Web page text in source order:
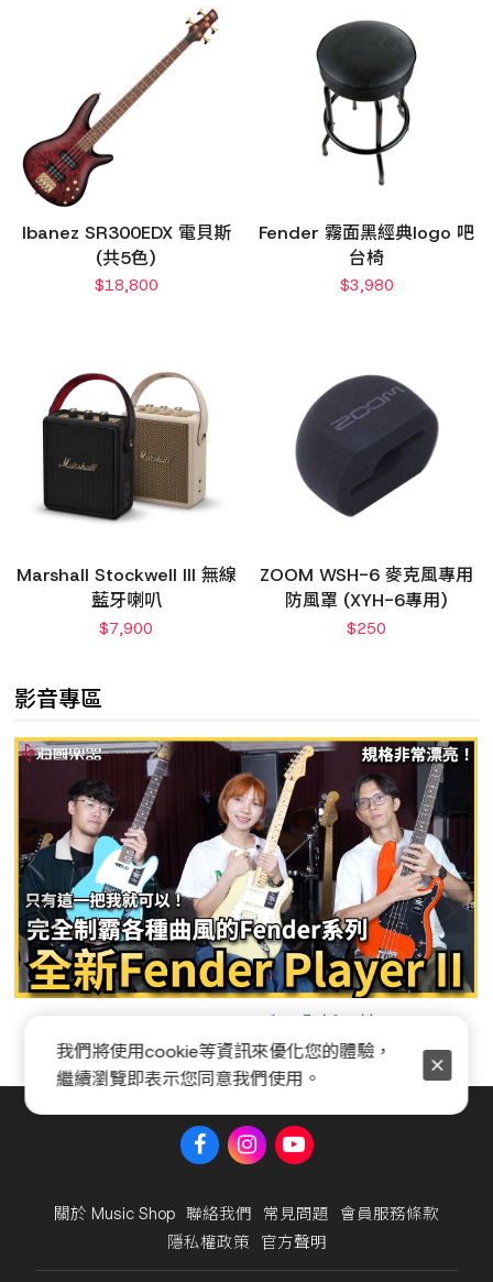
Ibanez SR300EDX 電貝斯
(共5色)
$18,800
Fender 霧面黑經典logo 吧
台椅
$3,980
Marshall Stockwell III 無線
藍牙喇叭
$7,900
ZOOM WSH-6 麥克風專用
防風罩 (XYH-6專用)
$250
影音專區
Fender Player II 系列全新開箱
關於 Music Shop 聯絡我們 常見問題 會員服務條款
隱私權政策 官方聲明
我們將使用cookie等資訊來優化您的體驗，
繼續瀏覽即表示您同意我們使用。